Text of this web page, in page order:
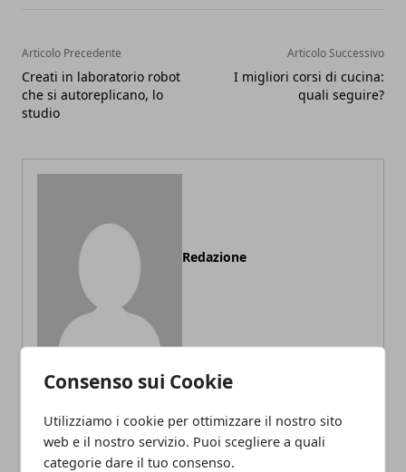
Consenso sui Cookie
Utilizziamo i cookie per ottimizzare il nostro sito
web e il nostro servizio. Puoi scegliere a quali
categorie dare il tuo consenso.
Articolo Precedente
Creati in laboratorio robot
che si autoreplicano, lo
studio
Articolo Successivo
I migliori corsi di cucina:
quali seguire?
Redazione
ARTICOLI CORRELATI